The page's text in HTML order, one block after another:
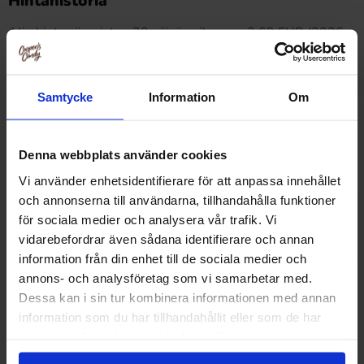
Samtycke Information Om
Denna webbplats använder cookies
Vi använder enhetsidentifierare för att anpassa innehållet
och annonserna till användarna, tillhandahålla funktioner
för sociala medier och analysera vår trafik. Vi
vidarebefordrar även sådana identifierare och annan
information från din enhet till de sociala medier och
annons- och analysföretag som vi samarbetar med.
Dessa kan i sin tur kombinera informationen med annan
information som du har tillhandahållit eller som de har
Alin hinta viimeisten 30 päivän aikana on2.69 EUR (2026-
08-07 )